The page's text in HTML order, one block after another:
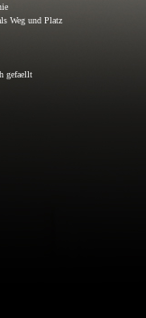
Weg und Platz
gefaellt